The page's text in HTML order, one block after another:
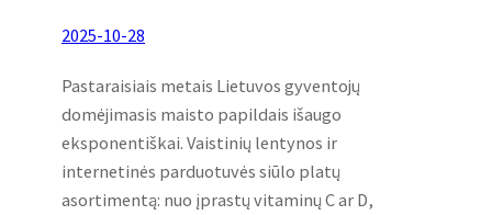
2025-10-28
Pastaraisiais metais Lietuvos gyventojų
domėjimasis maisto papildais išaugo
eksponentiškai. Vaistinių lentynos ir
internetinės parduotuvės siūlo platų
asortimentą: nuo įprastų vitaminų C ar D,